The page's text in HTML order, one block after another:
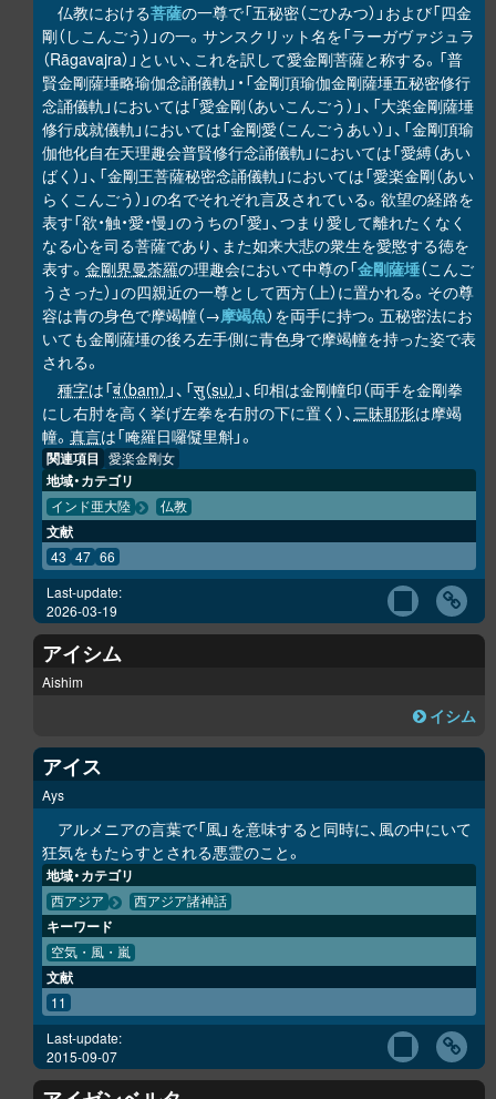
仏教における菩薩の一尊で「五秘密（ごひみつ）」および「四金
剛（しこんごう）」の一。サンスクリット名を「ラーガヴァジュラ
（Rāgavajra）」といい、これを訳して愛金剛菩薩と称する。「普
賢金剛薩埵略瑜伽念誦儀軌」・「金剛頂瑜伽金剛薩埵五秘密修行
念誦儀軌」においては「愛金剛（あいこんごう）」、「大楽金剛薩埵
修行成就儀軌」においては「金剛愛（こんごうあい）」、「金剛頂瑜
伽他化自在天理趣会普賢修行念誦儀軌」においては「愛縛（あい
ばく）」、「金剛王菩薩秘密念誦儀軌」においては「愛楽金剛（あい
らくこんごう）」の名でそれぞれ言及されている。欲望の経路を
表す「欲・触・愛・慢」のうちの「愛」、つまり愛して離れたくなく
なる心を司る菩薩であり、また如来大悲の衆生を愛愍する徳を
表す。 金剛界曼荼羅の理趣会において中尊の「金剛薩埵（こんご
うさった）」の四親近の一尊として西方（上）に置かれる。その尊
容は青の身色で摩竭幢（→摩竭魚）を両手に持つ。五秘密法にお
いても金剛薩埵の後ろ左手側に青色身で摩竭幢を持った姿で表
される。
種字は「बं（baṃ） 」、「सु（su） 」、印相は金剛幢印（両手を金剛拳
にし右肘を高く挙げ左拳を右肘の下に置く）、三昧耶形は摩竭
幢。 真言は「唵羅日囉儗里斛」。
関連項目 愛楽金剛女
地域・カテゴリ
インド亜大陸 仏教
文献
43 47 66
Last-update:
2026-03-19
アイシム
Aishim
イシム
アイス
Ays
アルメニアの言葉で「風」を意味すると同時に、風の中にいて
狂気をもたらすとされる悪霊のこと。
地域・カテゴリ
西アジア 西アジア諸神話
キーワード
空気・風・嵐
文献
11
Last-update:
2015-09-07